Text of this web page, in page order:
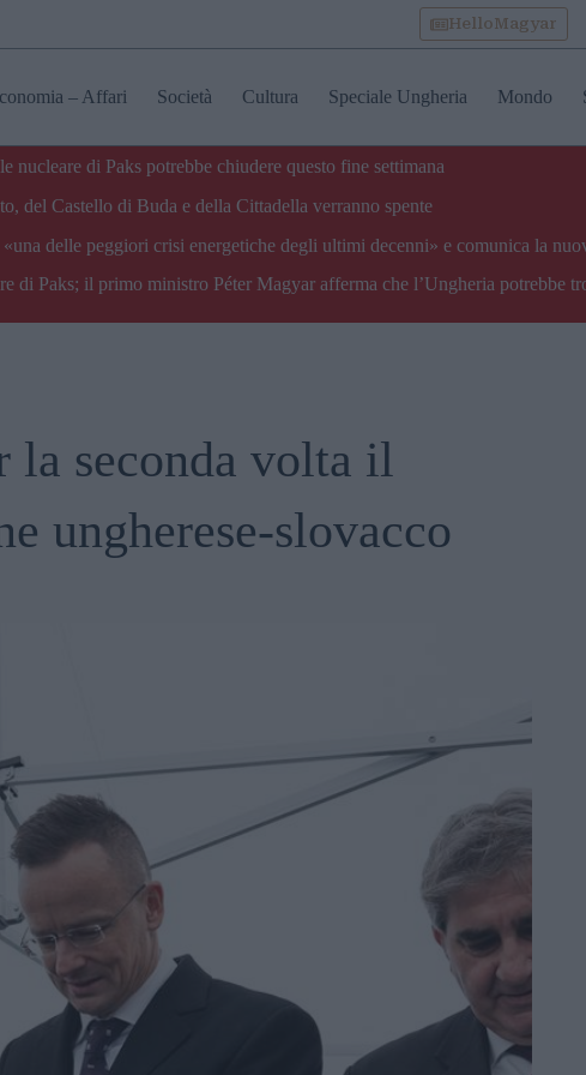
HelloMagyar
– Affari Società Cultura Speciale Ungheria Mondo
nucleare di Paks potrebbe chiudere questo fine settimana
del Castello di Buda e della Cittadella verranno spente
delle peggiori crisi energetiche degli ultimi decenni» e comunica la
di Paks; il primo ministro Péter Magyar afferma che l’Ungheria potrebbe
la seconda volta il
ungherese-slovacco